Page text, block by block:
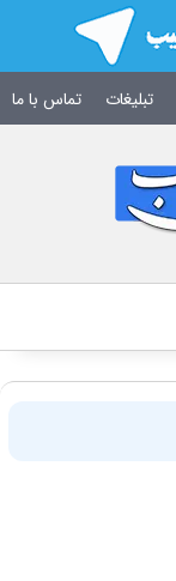
تبلیغات تماس با ما